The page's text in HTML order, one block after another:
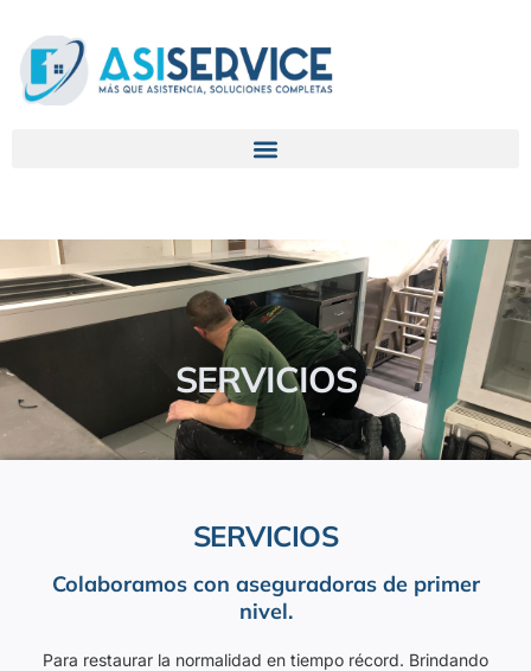
SERVICIOS
SERVICIOS
Colaboramos con aseguradoras de primer
nivel.
Para restaurar la normalidad en tiempo récord. Brindando